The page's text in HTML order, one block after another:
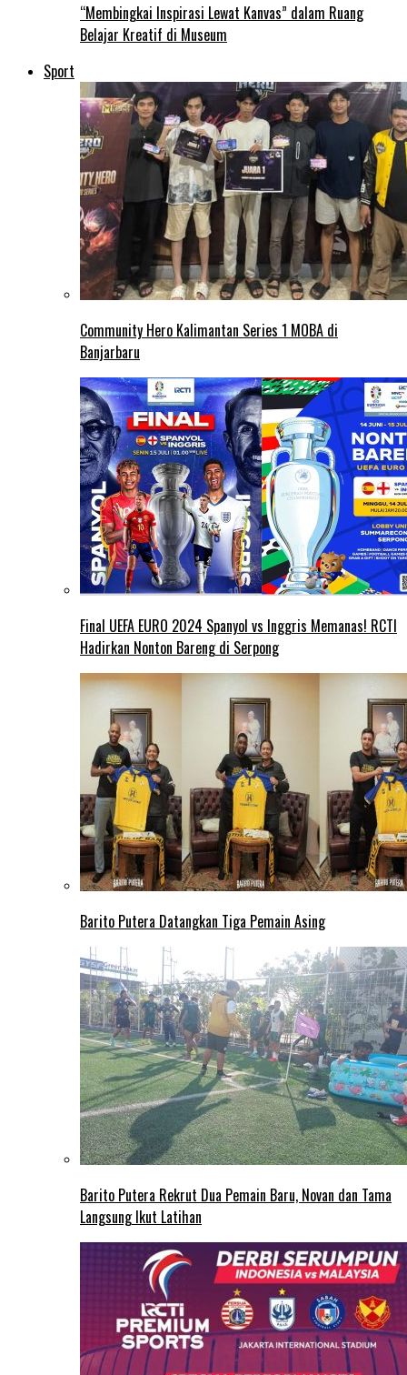
“Membingkai Inspirasi Lewat Kanvas” dalam Ruang
Belajar Kreatif di Museum
Sport
Community Hero Kalimantan Series 1 MOBA di
Banjarbaru
Final UEFA EURO 2024 Spanyol vs Inggris Memanas! RCTI
Hadirkan Nonton Bareng di Serpong
Barito Putera Datangkan Tiga Pemain Asing
Barito Putera Rekrut Dua Pemain Baru, Novan dan Tama
Langsung Ikut Latihan